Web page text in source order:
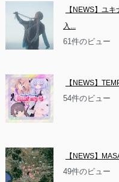
【NEWS】ユ
入...
61件のビュー
【NEWS】
54件のビュー
【NEWS】
49件のビュー